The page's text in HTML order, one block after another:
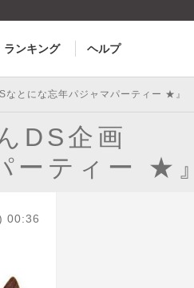
ランキング ヘルプ
とにな忘年パジャマパーティー ★』
DS企画
ーティー ★』
00:36